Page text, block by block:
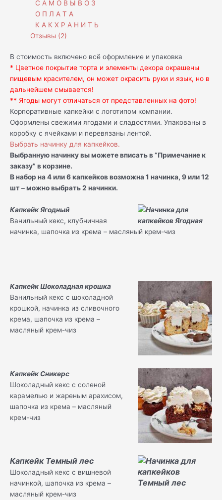
С А М О В Ы В О З
О П Л А Т А
К А К Х Р А Н И Т Ь
Отзывы (2)
В стоимость включено всё оформление и упаковка
* Цветное покрытие торта и элементы декора окрашены
пищевым красителем, он может окрасить руки и язык, но в
дальнейшем смывается!
** Ягоды могут отличаться от представленных на фото!
Корпоративные капкейки с логотипом компании.
Оформлены свежими ягодами и сладостями. Упакованы в
коробку с ячейками и перевязаны лентой.
Выбрать начинку для капкейков.
Выбранную начинку вы можете вписать в “Примечание к
заказу” в корзине.
В набор на 4 или 6 капкейков возможна 1 начинка, 9 или 12
шт – можно выбрать 2 начинки.
Капкейк Ягодный
Ванильный кекс, клубничная
начинка, шапочка из крема – масляный крем-чиз
Капкейк Шоколадная крошка
Ванильный кекс с шоколадной
крошкой, начинка из сливочного
крема, шапочка из крема –
масляный крем-чиз
Капкейк Сникерс
Шоколадный кекс с соленой
карамелью и жареным арахисом,
шапочка из крема – масляный
крем-чиз
Капкейк Темный лес
Шоколадный кекс с вишневой
начинкой, шапочка из крема –
масляный крем-чиз